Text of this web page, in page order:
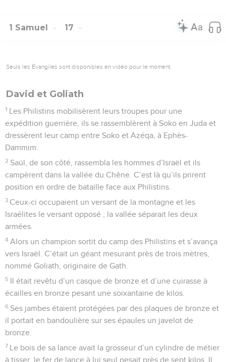
1 Samuel 17
Seuls les Évangiles sont disponibles en vidéo pour le moment.
David et Goliath
1 Les Philistins mobilisèrent leurs troupes pour une
expédition guerrière, ils se rassemblèrent à Soko en Juda et
dressèrent leur camp entre Soko et Azéqa, à Ephès-
Dammim.
2 Saül, de son côté, rassembla les hommes d’Israël et ils
campèrent dans la vallée du Chêne. C’est là qu’ils prirent
position en ordre de bataille face aux Philistins.
3 Ceux-ci occupaient un versant de la montagne et les
Israélites le versant opposé ; la vallée séparait les deux
armées.
4 Alors un champion sortit du camp des Philistins et s’avança
vers Israël. C’était un géant mesurant près de trois mètres,
nommé Goliath, originaire de Gath.
5 Il était revêtu d’un casque de bronze et d’une cuirasse à
écailles en bronze pesant une soixantaine de kilos.
6 Ses jambes étaient protégées par des plaques de bronze et
il portait en bandoulière sur ses épaules un javelot de
bronze.
7 Le bois de sa lance avait la grosseur d’un cylindre de métier
à tisser, le fer de lance à lui seul pesait près de sept kilos. Il